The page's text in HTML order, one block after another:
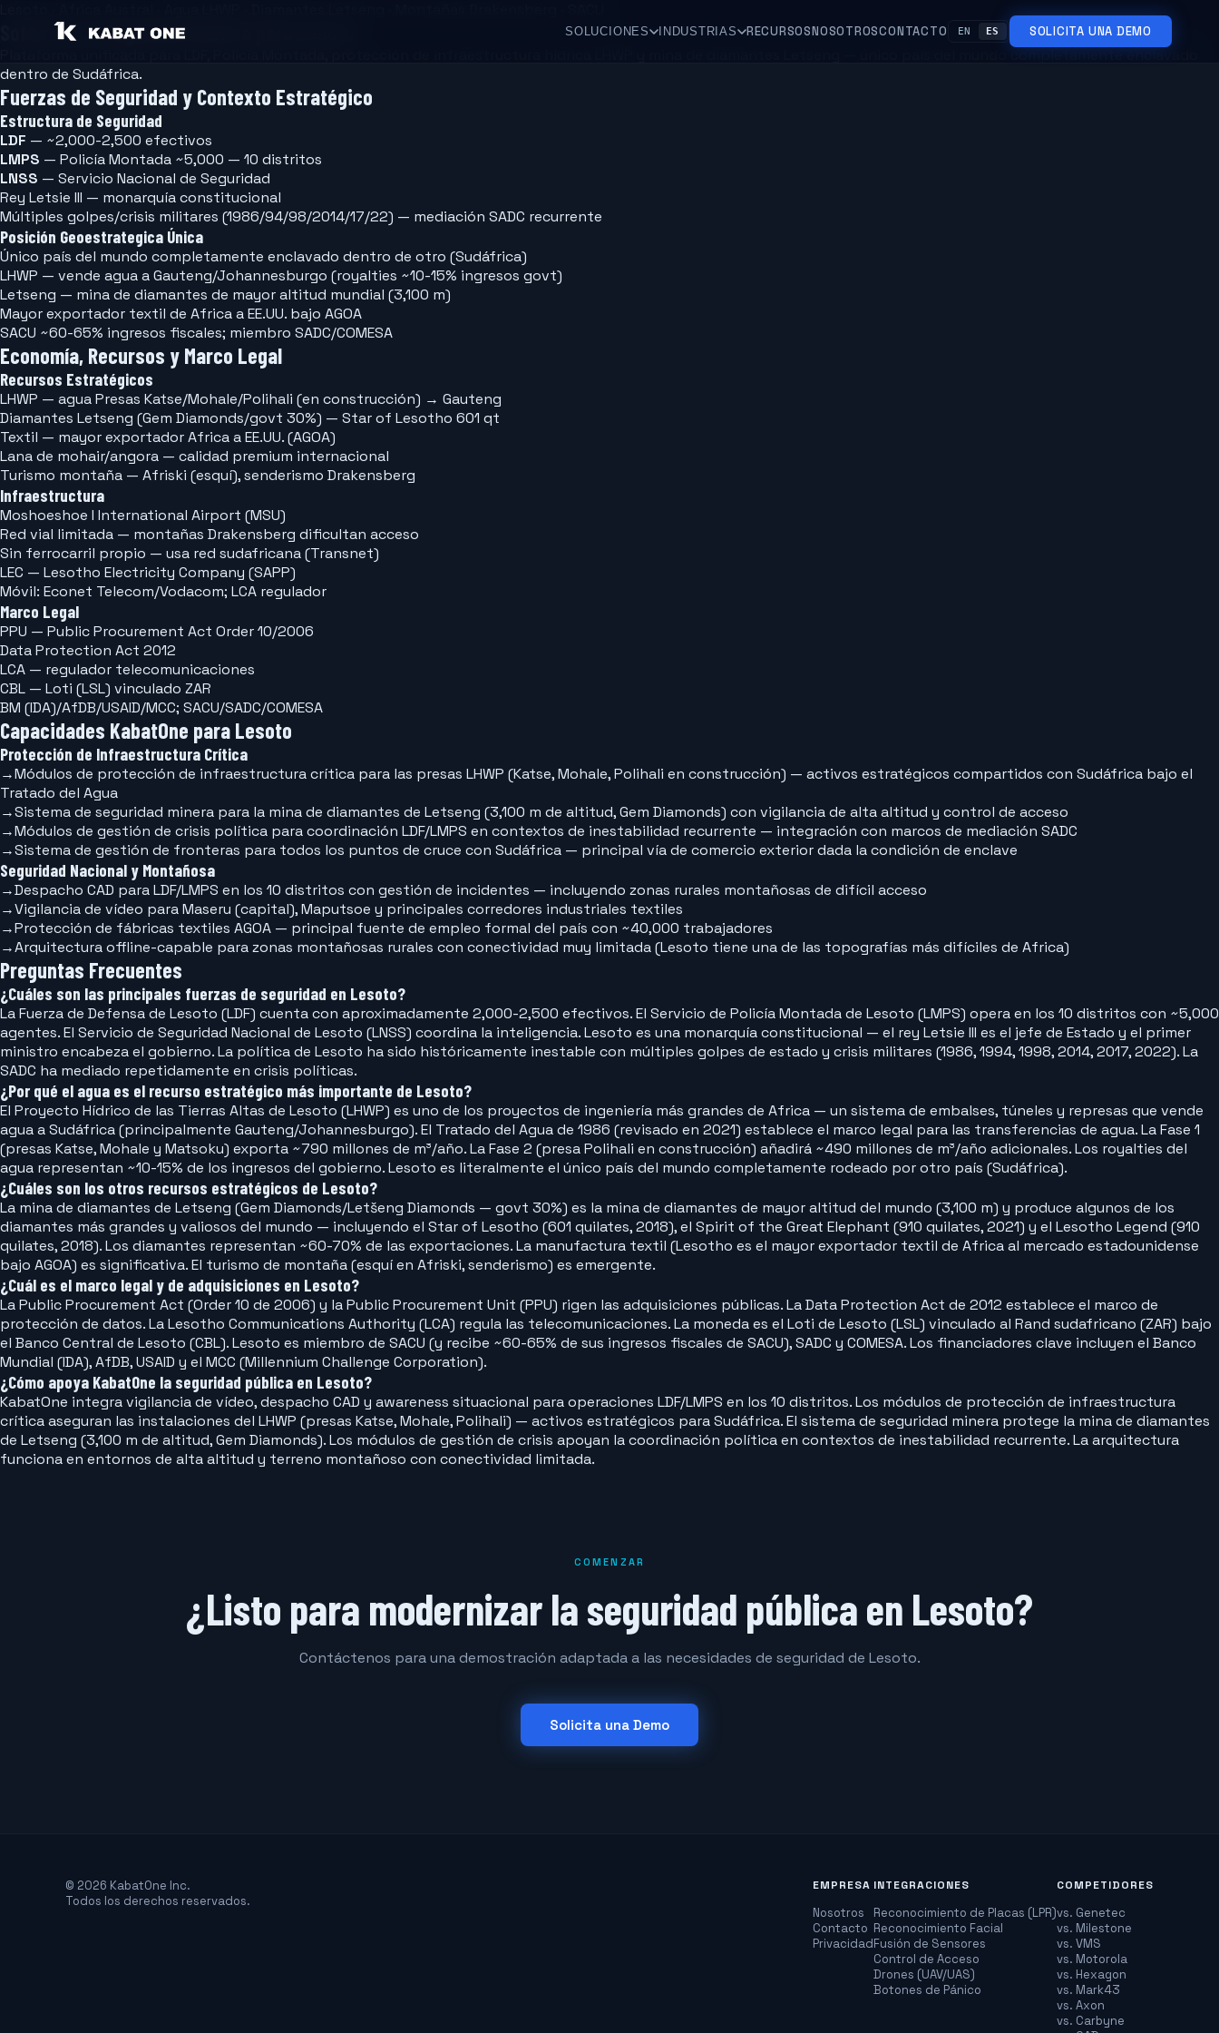
SOLUCIONES INDUSTRIAS RECURSOSNOSOTROSCONTACTO EN ES SOLICITA UNA DEMO
Software de Seguridad Pública para Lesoto
Plataforma unificada para LDF, Policía Montada, protección de infraestructura hídrica LHWP y mina de diamantes Letseng — único país del mundo completamente enclavado
dentro de Sudáfrica.
Fuerzas de Seguridad y Contexto Estratégico
Estructura de Seguridad
LDF — ~2,000-2,500 efectivos
LMPS — Policía Montada ~5,000 — 10 distritos
LNSS — Servicio Nacional de Seguridad
Rey Letsie III — monarquía constitucional
Múltiples golpes/crisis militares (1986/94/98/2014/17/22) — mediación SADC recurrente
Posición Geoestrategica Única
Único país del mundo completamente enclavado dentro de otro (Sudáfrica)
LHWP — vende agua a Gauteng/Johannesburgo (royalties ~10-15% ingresos govt)
Letseng — mina de diamantes de mayor altitud mundial (3,100 m)
Mayor exportador textil de Africa a EE.UU. bajo AGOA
SACU ~60-65% ingresos fiscales; miembro SADC/COMESA
Economía, Recursos y Marco Legal
Recursos Estratégicos
LHWP — agua Presas Katse/Mohale/Polihali (en construcción) → Gauteng
Diamantes Letseng (Gem Diamonds/govt 30%) — Star of Lesotho 601 qt
Textil — mayor exportador Africa a EE.UU. (AGOA)
Lana de mohair/angora — calidad premium internacional
Turismo montaña — Afriski (esquí), senderismo Drakensberg
Infraestructura
Moshoeshoe I International Airport (MSU)
Red vial limitada — montañas Drakensberg dificultan acceso
Sin ferrocarril propio — usa red sudafricana (Transnet)
LEC — Lesotho Electricity Company (SAPP)
Móvil: Econet Telecom/Vodacom; LCA regulador
Marco Legal
PPU — Public Procurement Act Order 10/2006
Data Protection Act 2012
LCA — regulador telecomunicaciones
CBL — Loti (LSL) vinculado ZAR
BM (IDA)/AfDB/USAID/MCC; SACU/SADC/COMESA
Capacidades KabatOne para Lesoto
Protección de Infraestructura Crítica
→Módulos de protección de infraestructura crítica para las presas LHWP (Katse, Mohale, Polihali en construcción) — activos estratégicos compartidos con Sudáfrica bajo el
Tratado del Agua
→Sistema de seguridad minera para la mina de diamantes de Letseng (3,100 m de altitud, Gem Diamonds) con vigilancia de alta altitud y control de acceso
→Módulos de gestión de crisis política para coordinación LDF/LMPS en contextos de inestabilidad recurrente — integración con marcos de mediación SADC
→Sistema de gestión de fronteras para todos los puntos de cruce con Sudáfrica — principal vía de comercio exterior dada la condición de enclave
Seguridad Nacional y Montañosa
→Despacho CAD para LDF/LMPS en los 10 distritos con gestión de incidentes — incluyendo zonas rurales montañosas de difícil acceso
→Vigilancia de vídeo para Maseru (capital), Maputsoe y principales corredores industriales textiles
→Protección de fábricas textiles AGOA — principal fuente de empleo formal del país con ~40,000 trabajadores
→Arquitectura offline-capable para zonas montañosas rurales con conectividad muy limitada (Lesoto tiene una de las topografías más difíciles de Africa)
Preguntas Frecuentes
¿Cuáles son las principales fuerzas de seguridad en Lesoto?
La Fuerza de Defensa de Lesoto (LDF) cuenta con aproximadamente 2,000-2,500 efectivos. El Servicio de Policía Montada de Lesoto (LMPS) opera en los 10 distritos con ~5,000
agentes. El Servicio de Seguridad Nacional de Lesoto (LNSS) coordina la inteligencia. Lesoto es una monarquía constitucional — el rey Letsie III es el jefe de Estado y el primer
ministro encabeza el gobierno. La política de Lesoto ha sido históricamente inestable con múltiples golpes de estado y crisis militares (1986, 1994, 1998, 2014, 2017, 2022). La
SADC ha mediado repetidamente en crisis políticas.
¿Por qué el agua es el recurso estratégico más importante de Lesoto?
El Proyecto Hídrico de las Tierras Altas de Lesoto (LHWP) es uno de los proyectos de ingeniería más grandes de Africa — un sistema de embalses, túneles y represas que vende
agua a Sudáfrica (principalmente Gauteng/Johannesburgo). El Tratado del Agua de 1986 (revisado en 2021) establece el marco legal para las transferencias de agua. La Fase 1
(presas Katse, Mohale y Matsoku) exporta ~790 millones de m³/año. La Fase 2 (presa Polihali en construcción) añadirá ~490 millones de m³/año adicionales. Los royalties del
agua representan ~10-15% de los ingresos del gobierno. Lesoto es literalmente el único país del mundo completamente rodeado por otro país (Sudáfrica).
¿Cuáles son los otros recursos estratégicos de Lesoto?
La mina de diamantes de Letseng (Gem Diamonds/Letšeng Diamonds — govt 30%) es la mina de diamantes de mayor altitud del mundo (3,100 m) y produce algunos de los
diamantes más grandes y valiosos del mundo — incluyendo el Star of Lesotho (601 quilates, 2018), el Spirit of the Great Elephant (910 quilates, 2021) y el Lesotho Legend (910
quilates, 2018). Los diamantes representan ~60-70% de las exportaciones. La manufactura textil (Lesotho es el mayor exportador textil de Africa al mercado estadounidense
bajo AGOA) es significativa. El turismo de montaña (esquí en Afriski, senderismo) es emergente.
¿Cuál es el marco legal y de adquisiciones en Lesoto?
La Public Procurement Act (Order 10 de 2006) y la Public Procurement Unit (PPU) rigen las adquisiciones públicas. La Data Protection Act de 2012 establece el marco de
protección de datos. La Lesotho Communications Authority (LCA) regula las telecomunicaciones. La moneda es el Loti de Lesoto (LSL) vinculado al Rand sudafricano (ZAR) bajo
el Banco Central de Lesoto (CBL). Lesoto es miembro de SACU (y recibe ~60-65% de sus ingresos fiscales de SACU), SADC y COMESA. Los financiadores clave incluyen el Banco
Mundial (IDA), AfDB, USAID y el MCC (Millennium Challenge Corporation).
¿Cómo apoya KabatOne la seguridad pública en Lesoto?
KabatOne integra vigilancia de vídeo, despacho CAD y awareness situacional para operaciones LDF/LMPS en los 10 distritos. Los módulos de protección de infraestructura
crítica aseguran las instalaciones del LHWP (presas Katse, Mohale, Polihali) — activos estratégicos para Sudáfrica. El sistema de seguridad minera protege la mina de diamantes
de Letseng (3,100 m de altitud, Gem Diamonds). Los módulos de gestión de crisis apoyan la coordinación política en contextos de inestabilidad recurrente. La arquitectura
funciona en entornos de alta altitud y terreno montañoso con conectividad limitada.
COMENZAR
¿Listo para modernizar la seguridad pública en Lesoto?
Contáctenos para una demostración adaptada a las necesidades de seguridad de Lesoto.
Solicita una Demo
© 2026 KabatOne Inc.
Todos los derechos reservados.
EMPRESA
Nosotros
Contacto
Privacidad
INTEGRACIONES
Reconocimiento de Placas (LPR)
Reconocimiento Facial
Fusión de Sensores
Control de Acceso
Drones (UAV/UAS)
Botones de Pánico
COMPETIDORES
vs. Genetec
vs. Milestone
vs. VMS
vs. Motorola
vs. Hexagon
vs. Mark43
vs. Axon
vs. Carbyne